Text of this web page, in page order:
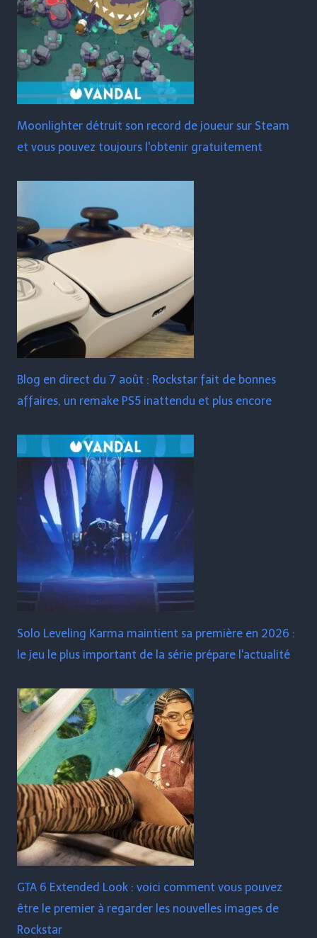
Moonlighter détruit son record de joueur sur Steam
et vous pouvez toujours l'obtenir gratuitement
Blog en direct du 7 août : Rockstar fait de bonnes
affaires, un remake PS5 inattendu et plus encore
Solo Leveling Karma maintient sa première en 2026 :
le jeu le plus important de la série prépare l'actualité
GTA 6 Extended Look : voici comment vous pouvez
être le premier à regarder les nouvelles images de
Rockstar